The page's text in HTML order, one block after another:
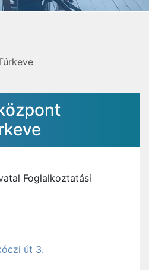
Foglalkoztatási
út 3.